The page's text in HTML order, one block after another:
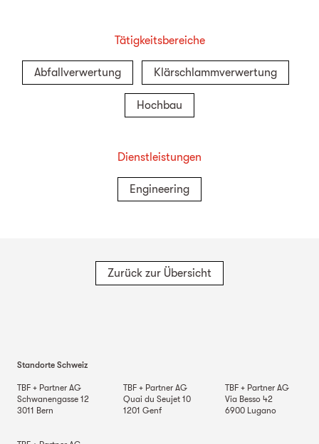
Tätigkeitsbereiche
Abfallverwertung Klärschlammverwertung
Hochbau
Dienstleistungen
Engineering
Zurück zur Übersicht
Standorte Schweiz
TBF + Partner AG
Schwanengasse 12
3011 Bern
TBF + Partner AG
Quai du Seujet 10
1201 Genf
TBF + Partner AG
Via Besso 42
6900 Lugano